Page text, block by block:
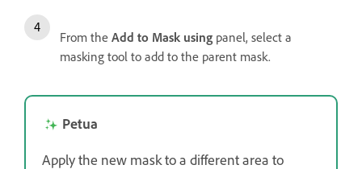
From the Add to Mask using panel, select a
masking tool to add to the parent mask.
Petua
Apply the new mask to a different area to